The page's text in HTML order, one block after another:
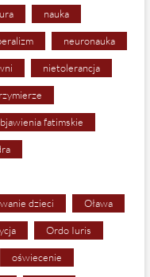
nauka
neuronauka
nietolerancja
fatimskie
dzieci Oława
Ordo Iuris
oświecenie